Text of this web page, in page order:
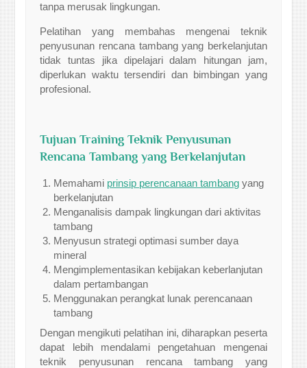
tanpa merusak lingkungan.
Pelatihan yang membahas mengenai teknik
penyusunan rencana tambang yang berkelanjutan
tidak tuntas jika dipelajari dalam hitungan jam,
diperlukan waktu tersendiri dan bimbingan yang
profesional.
Tujuan Training Teknik Penyusunan
Rencana Tambang yang Berkelanjutan
Memahami prinsip perencanaan tambang yang
berkelanjutan
Menganalisis dampak lingkungan dari aktivitas
tambang
Menyusun strategi optimasi sumber daya
mineral
Mengimplementasikan kebijakan keberlanjutan
dalam pertambangan
Menggunakan perangkat lunak perencanaan
tambang
Dengan mengikuti pelatihan ini, diharapkan peserta
dapat lebih mendalami pengetahuan mengenai
teknik penyusunan rencana tambang yang